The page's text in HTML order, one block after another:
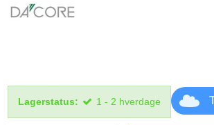
Lagerstatus: 1 - 2 hverdage